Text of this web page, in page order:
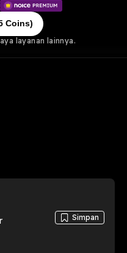
Coins)
layanan lainnya.
Simpan